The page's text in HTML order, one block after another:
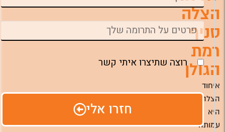
הצלה
סניף
רמת
הגולן
איחוד
הצלה
היא
עמותה
רוצה שתיצרו איתי קשר
חזרו אלי